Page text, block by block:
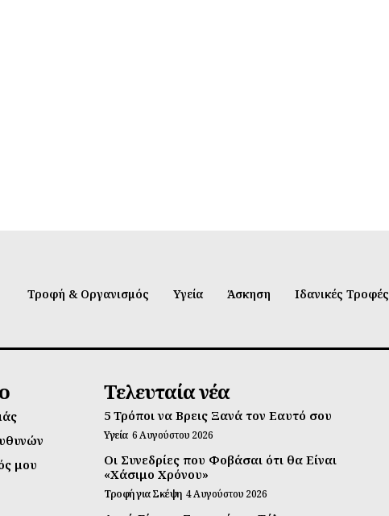
Τροφή & Οργανισμός Υγεία Άσκηση Ιδανικές Τροφές
μου
Τελευταία νέα
5 Τρόποι να Βρεις Ξανά τον Εαυτό σου
Υγεία 6 Αυγούστου 2026
Οι Συνεδρίες που Φοβάσαι ότι θα Είναι
«Χάσιμο Χρόνου»
Τροφή για Σκέψη 4 Αυγούστου 2026